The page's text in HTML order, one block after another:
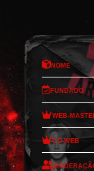
Nome
Fundado
Web-
Co-Web